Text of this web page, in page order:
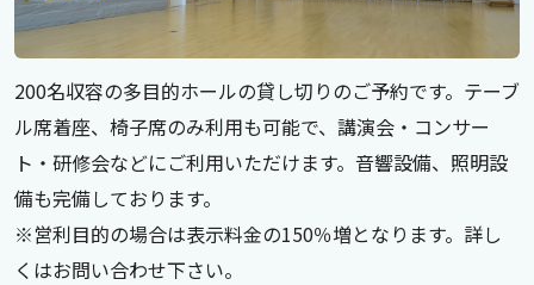
200名収容の多目的ホールの貸し切りのご予約です。テーブ
ル席着座、椅子席のみ利用も可能で、講演会・コンサー
ト・研修会などにご利用いただけます。音響設備、照明設
備も完備しております。
※営利目的の場合は表示料金の150％増となります。詳し
くはお問い合わせ下さい。